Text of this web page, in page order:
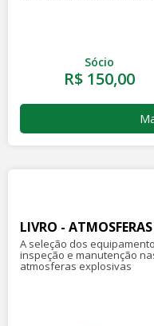
Sócio
R$ 150,00
LIVRO -
A seleção dos
inspeção e manutenção
atmosferas explosivas